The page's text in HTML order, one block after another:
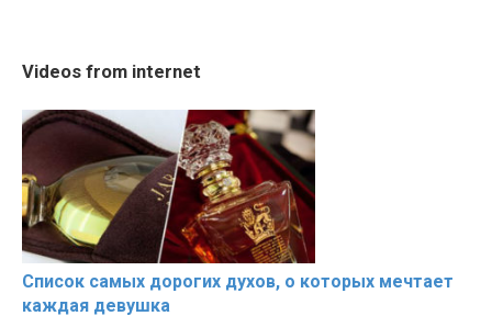
RONALDO and Fans
Beautiful Moments
Videos from internet
Список самых дорогих духов, о которых мечтает
каждая девушка